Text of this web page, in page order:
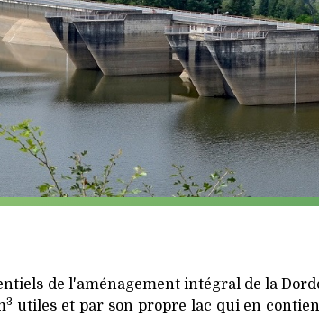
de l'aménagement intégral de la
3 utiles et par son propre lac qui en